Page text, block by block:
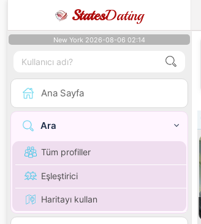
StatesDating
New York 2026-08-06 02:14
Ana Sayfa
Ara
Tüm profiller
Eşleştirici
Haritayı kullan